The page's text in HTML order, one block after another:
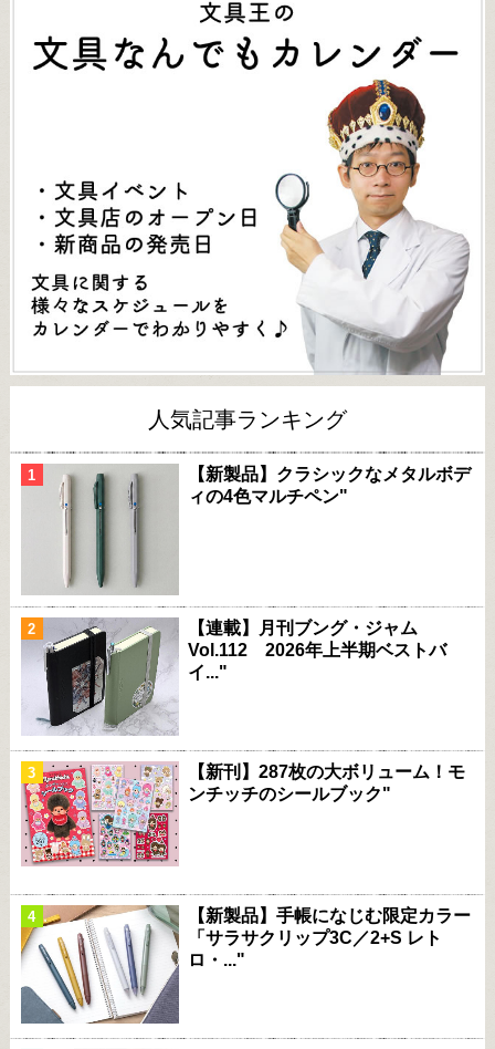
人気記事ランキング
【新製品】クラシックなメタルボデ
ィの4色マルチペン"
【連載】月刊ブング・ジャム
Vol.112 2026年上半期ベストバ
イ..."
【新刊】287枚の大ボリューム！モ
ンチッチのシールブック"
【新製品】手帳になじむ限定カラー
「サラサクリップ3C／2+S レト
ロ・..."